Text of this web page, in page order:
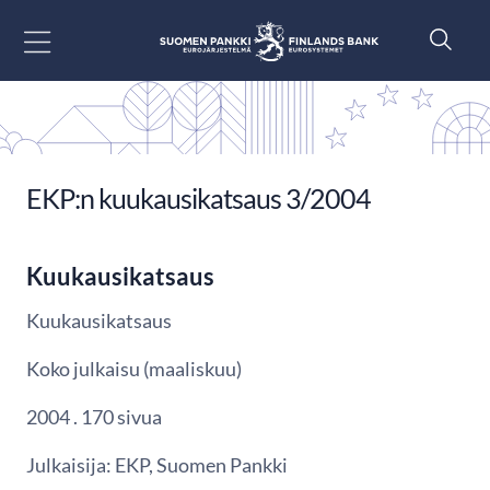
EKP:n kuukausikatsaus 3/2004
Kuukausikatsaus
Kuukausikatsaus
Koko julkaisu (maaliskuu)
2004 . 170 sivua
Julkaisija: EKP, Suomen Pankki